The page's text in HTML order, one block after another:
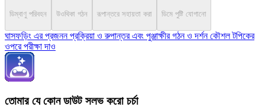
ডিম্বাণু পরিবহন উওথিকা গঠন রূপান্তরে সহায়তা করা ডিমে পুষ্টি যোগানো
ঘাসফড়িং এর প্রজনন প্রক্রিয়া ও রুপান্তর এবং পুঞ্জাক্ষীর গঠন ও দর্শন কৌশল টপিকের
ওপরে পরীক্ষা দাও
তোমার যে কোন ডাউট সলভ করো চর্চা